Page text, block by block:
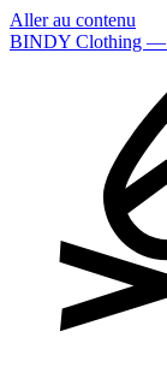
Aller au contenu
BINDY Clothing —